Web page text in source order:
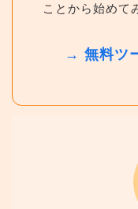
ことから始めて
→ 無料ツ